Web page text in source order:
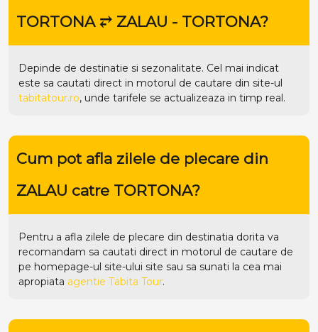
TORTONA ⥂ ZALAU - TORTONA?
Depinde de destinatie si sezonalitate. Cel mai indicat
este sa cautati direct in motorul de cautare din site-ul
tabitatour.ro, unde tarifele se actualizeaza in timp real.
Cum pot afla zilele de plecare din
ZALAU catre TORTONA?
Pentru a afla zilele de plecare din destinatia dorita va
recomandam sa cautati direct in motorul de cautare de
pe homepage-ul site-ului site sau sa sunati la cea mai
apropiata agentie Tabita Tour.